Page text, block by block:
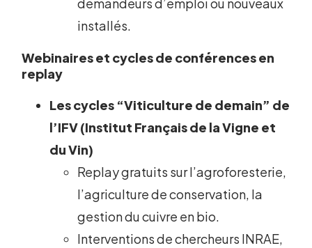
installés.
Webinaires et cycles de conférences en
replay
Les cycles “Viticulture de demain” de
l’IFV (Institut Français de la Vigne et
du Vin)
Replay gratuits sur l’agroforesterie,
l’agriculture de conservation, la
gestion du cuivre en bio.
Interventions de chercheurs INRAE,